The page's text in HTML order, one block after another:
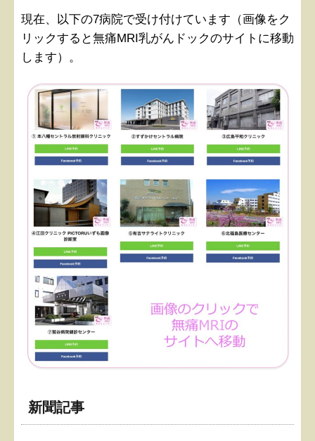
現在、以下の7病院で受け付けています（画像をク
リックすると無痛MRI乳がんドックのサイトに移動
します）。
新聞記事